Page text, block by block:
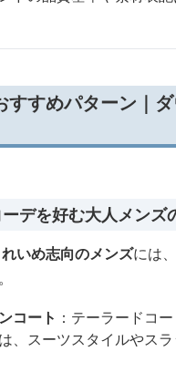
すすめパターン｜
デを好む大人メンズ
いめ志向のメンズには
コート ：テーラードコ
、スーツスタイルやス